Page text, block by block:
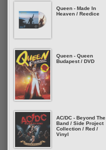
Queen - Made In
Heaven / Reedice
Queen - Queen
Budapest / DVD
AC/DC - Beyond The
Band / Side Project
Collection / Red /
Vinyl